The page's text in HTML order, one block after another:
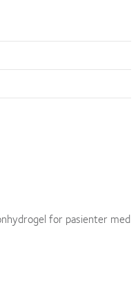
for pasienter med